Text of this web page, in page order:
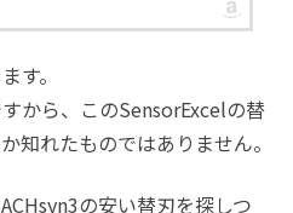
す。
から、このSensorExcelの替
知れたものではありません。
の安い替刃を探しつ